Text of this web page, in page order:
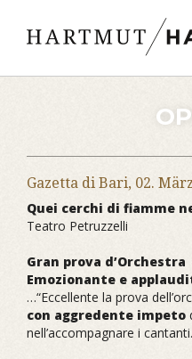
Gazetta di Bari, 02.
Quei cerchi di fiamme
Teatro Petruzzelli
Gran prova d’Orchestra
Emozionante e
…“Eccellente la prova
con aggredente impeto
nell’accompagnare i